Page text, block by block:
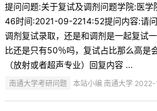
提问问题:关于复试及调剂问题学院:医
46时间:2021-09-2214:52提问内容:请
调剂复试录取，还是和调剂是一起复试
比还是只有50％吗，复试占比那么高是
（放射或者超声专业）回复内容 ...
南通大学考研问题 本站小编 南通大学